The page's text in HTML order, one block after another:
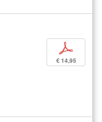
p
€ 14,95